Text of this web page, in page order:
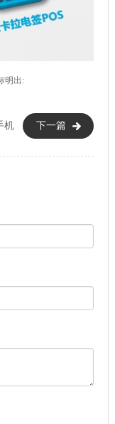
明出:
下一篇
机